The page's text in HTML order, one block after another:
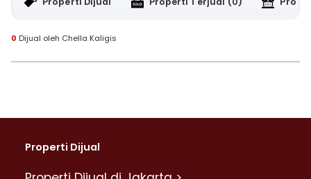
0 Dijual oleh Chella Kaligis
Properti Dijual